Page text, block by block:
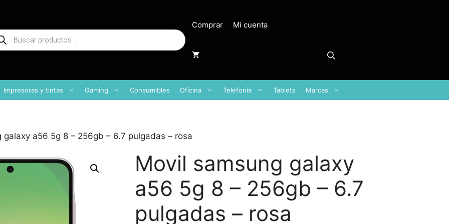
Comprar Mi cuenta
Impresoras y tintas Gaming Consumibles Oficina Telefonía Tablets Marcas
galaxy a56 5g 8 – 256gb – 6.7 pulgadas – rosa
Movil samsung galaxy
a56 5g 8 – 256gb – 6.7
pulgadas – rosa